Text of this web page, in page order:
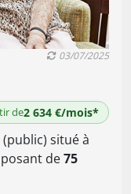
03/07/2025
de2 634 €/mois*
(public) situé à
de75